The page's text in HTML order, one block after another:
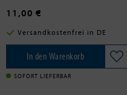
11,00 €
Versandkostenfrei in DE
In den Warenkorb
SOFORT LIEFERBAR